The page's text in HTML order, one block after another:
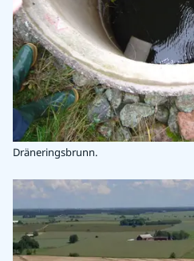
Dräneringsbrunn.